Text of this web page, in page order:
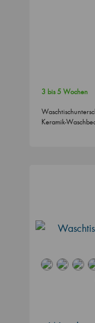
3 bis 5 Wochen
Keramik-